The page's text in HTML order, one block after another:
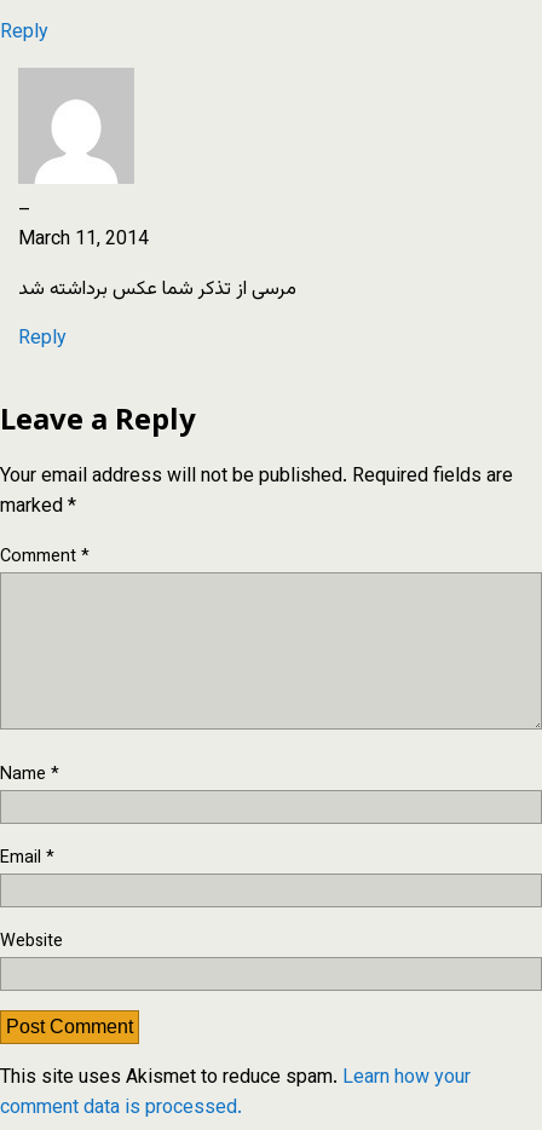
Reply
–
March 11, 2014
مرسی از تذکر شما عکس برداشته شد
Reply
Leave a Reply
Your email address will not be published. Required fields are
marked*
Comment*
Name *
Email *
Website
This site uses Akismet to reduce spam. Learn how your
comment data is processed.